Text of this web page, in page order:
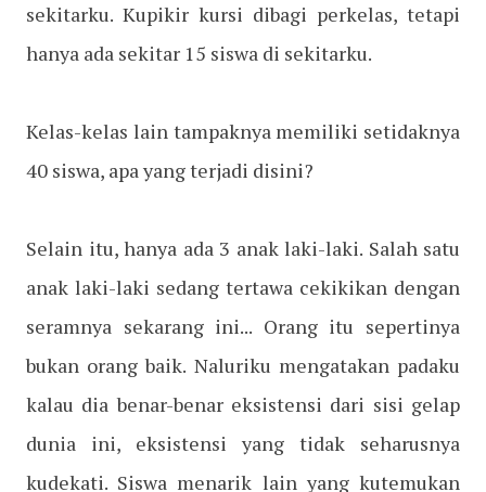
sekitarku. Kupikir kursi dibagi perkelas, tetapi
hanya ada sekitar 15 siswa di sekitarku.
Kelas-kelas lain tampaknya memiliki setidaknya
40 siswa, apa yang terjadi disini?
Selain itu, hanya ada 3 anak laki-laki. Salah satu
anak laki-laki sedang tertawa cekikikan dengan
seramnya sekarang ini... Orang itu sepertinya
bukan orang baik. Naluriku mengatakan padaku
kalau dia benar-benar eksistensi dari sisi gelap
dunia ini, eksistensi yang tidak seharusnya
kudekati. Siswa menarik lain yang kutemukan